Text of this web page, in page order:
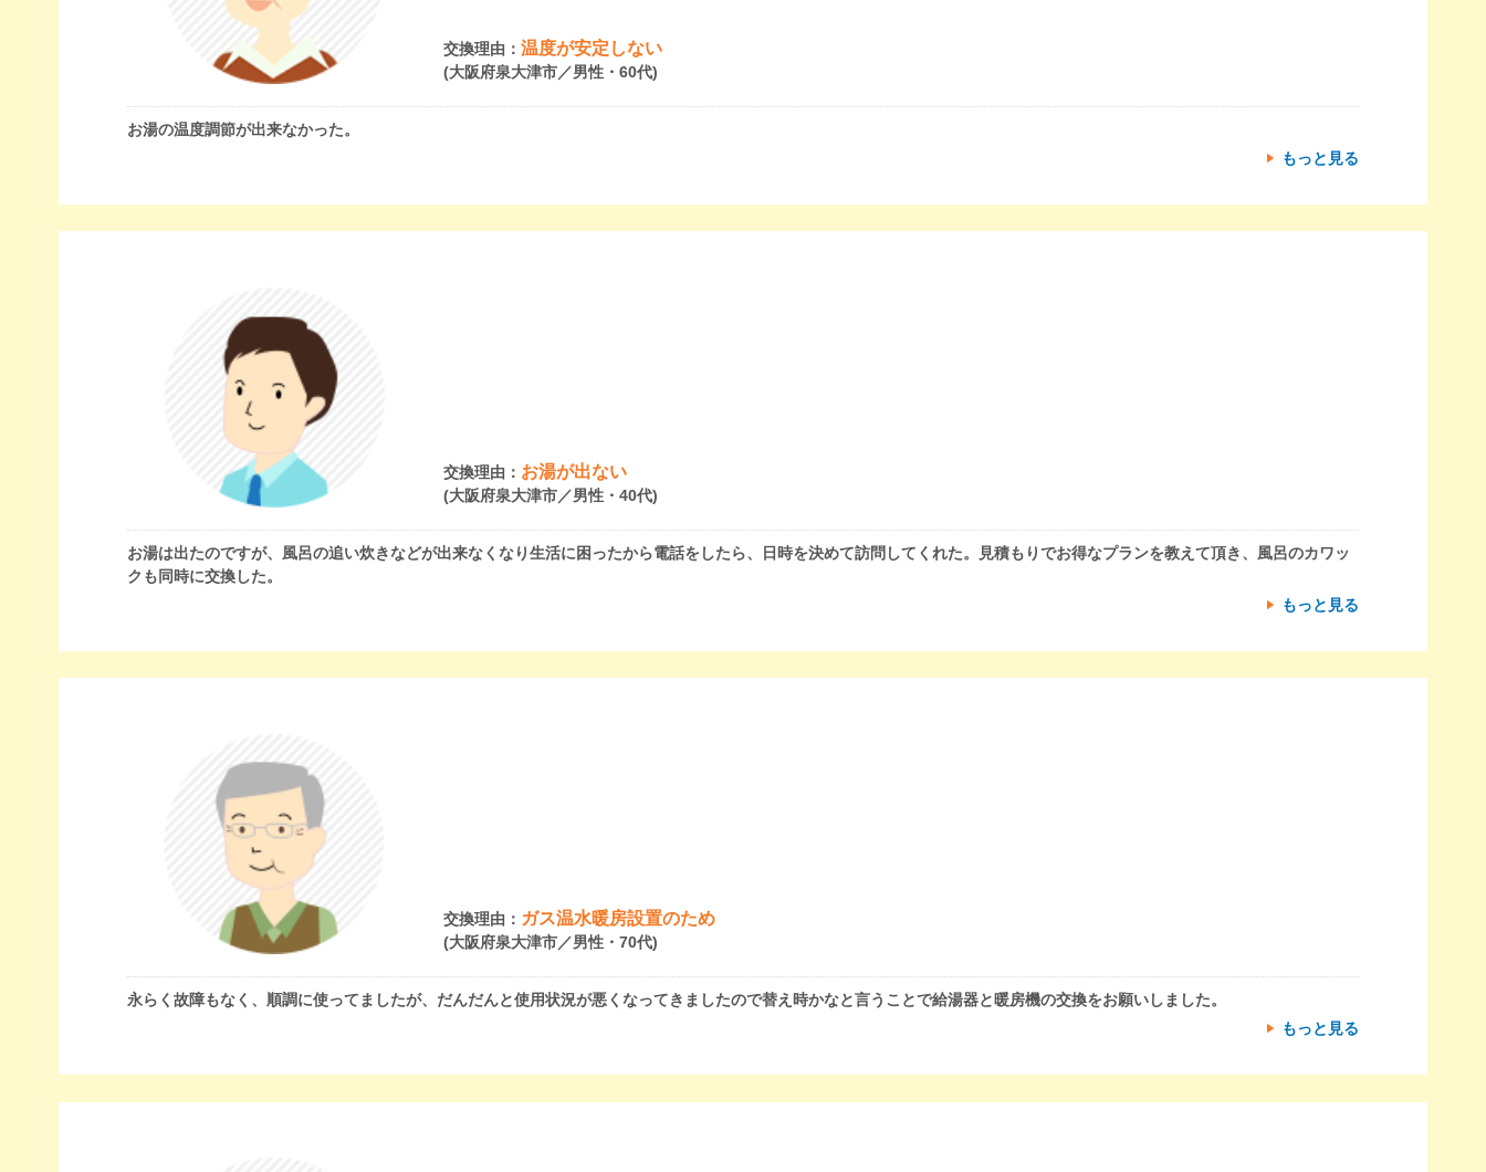
交換理由：温度が安定しない
(大阪府泉大津市／男性・60代)
お湯の温度調節が出来なかった。
もっと見る
交換理由： お湯が出ない
(大阪府泉大津市／男性・40代)
お湯は出たのですが、風呂の追い炊きなどが出来なくなり生活に困ったから電話をしたら、日時を決めて訪問してくれた。見積もりでお得なプランを教えて頂き、風呂のカワッ
クも同時に交換した。
もっと見る
交換理由： ガス温水暖房設置のため
(大阪府泉大津市／男性・70代)
永らく故障もなく、順調に使ってましたが、だんだんと使用状況が悪くなってきましたので替え時かなと言うことで給湯器と暖房機の交換をお願いしました。
もっと見る